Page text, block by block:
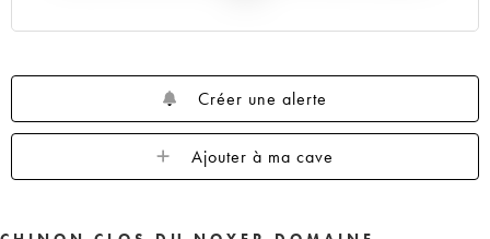
Créer une alerte
Ajouter à ma cave